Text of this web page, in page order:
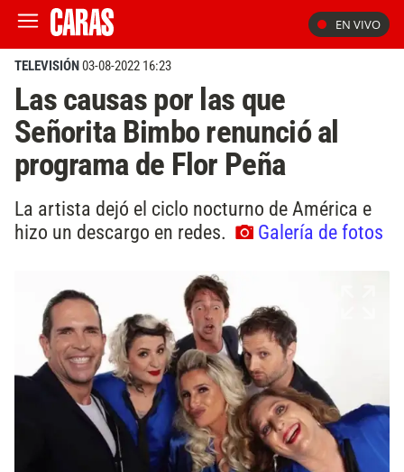
EN VIVO
TELEVISIÓN03-08-2022 16:23
Las causas por las que
Señorita Bimbo renunció al
programa de Flor Peña
La artista dejó el ciclo nocturno de América e
hizo un descargo en redes.
Galería de fotos